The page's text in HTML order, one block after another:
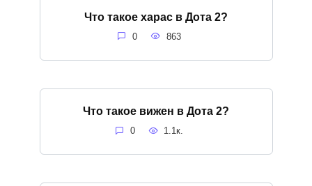
Что такое харас в Дота 2?
0 863
Что такое вижен в Дота 2?
0 1.1к.